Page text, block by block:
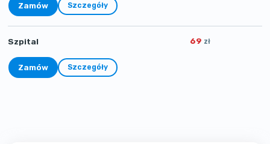
Zamów Szczegóły
Szpital 69 zł
Zamów Szczegóły